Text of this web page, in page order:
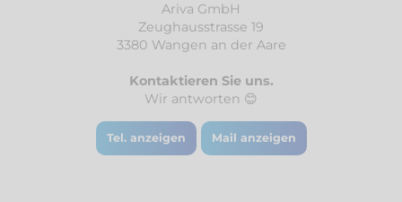
Ariva GmbH
Zeughausstrasse 19
3380 Wangen an der Aare
Kontaktieren Sie uns.
Wir antworten 😊
Tel. anzeigen Mail anzeigen